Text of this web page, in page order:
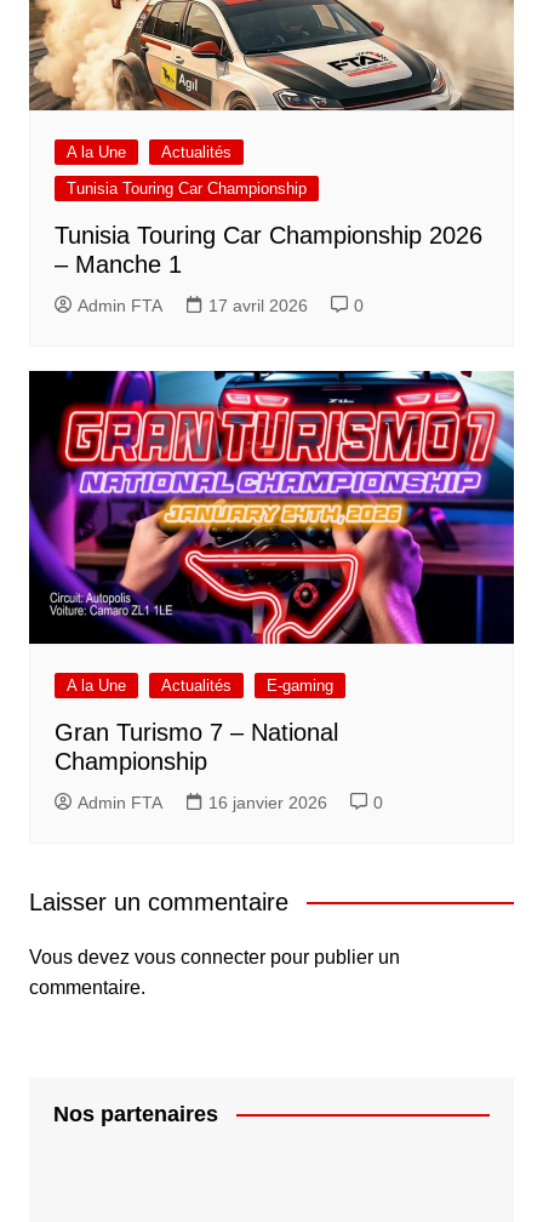
A la Une
Actualités
Tunisia Touring Car Championship
Tunisia Touring Car Championship 2026
– Manche 1
Admin FTA 17 avril 2026 0
A la Une Actualités E-gaming
Gran Turismo 7 – National
Championship
Admin FTA 16 janvier 2026 0
Laisser un commentaire
Vous devez vous connecterpour publier un
commentaire.
Nos partenaires